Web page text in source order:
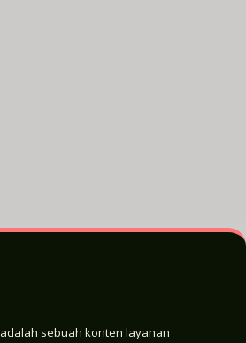
adalah sebuah konten layanan